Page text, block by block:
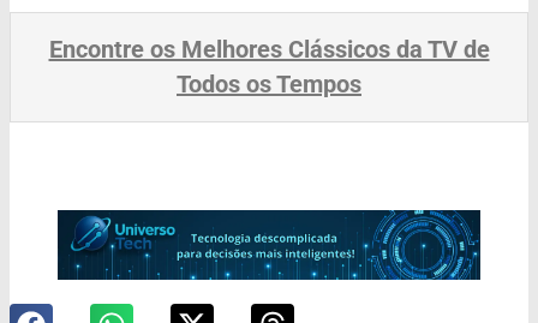
Encontre os Melhores Clássicos da TV de
Todos os Tempos